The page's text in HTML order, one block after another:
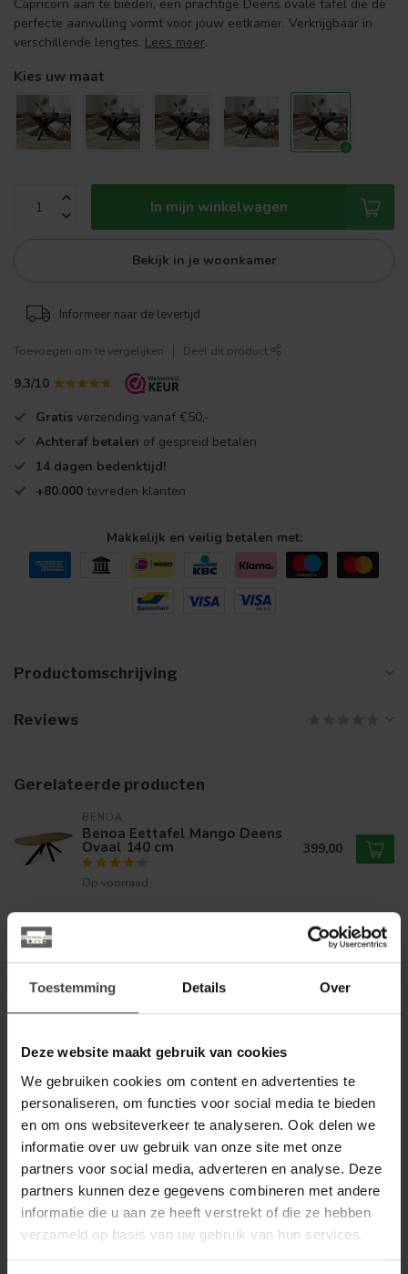
Toestemming Details Over
Deze website maakt gebruik van cookies
We gebruiken cookies om content en advertenties te
personaliseren, om functies voor social media te bieden
en om ons websiteverkeer te analyseren. Ook delen we
informatie over uw gebruik van onze site met onze
partners voor social media, adverteren en analyse. Deze
partners kunnen deze gegevens combineren met andere
informatie die u aan ze heeft verstrekt of die ze hebben
verzameld op basis van uw gebruik van hun services.
Capricorn aan te bieden, een prachtige Deens ovale tafel die de
perfecte aanvulling vormt voor jouw eetkamer. Verkrijgbaar in
verschillende lengtes. Lees meer.
Kies uw maat
In mijn winkelwagen
Bekijk in je woonkamer
Informeer naar de levertijd
Toevoegen om te vergelijken Deel dit product
9.3/10
Gratis verzending vanaf €50,-
Achteraf betalen of gespreid betalen
14 dagen bedenktijd!
+80.000 tevreden klanten
Makkelijk en veilig betalen met:
Productomschrijving
Reviews
Gerelateerde producten
BENOA
Benoa Eettafel Mango Deens
Ovaal 140 cm
Op voorraad
399,00
Ovaal 120 cm
Op voorraad
349,00
WoonStijl Eetkamertafel 180
Op voorraad
399,00
BENOA
Benoa Eettafel Mango Deens
Ovaal 160 cm
Op voorraad
459,00